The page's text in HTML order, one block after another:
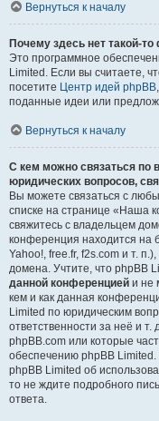
Вернуться к началу
Почему здесь нет такой-
Это программное
Limited. Если вы считаете,
посетите Центр идей phpBB
поданные идеи или
Вернуться к началу
С кем можно связаться по
юридических вопросов,
Вы можете связаться с
списке на странице «Наша
свяжитесь с владельцем
конференция находится на
Yahoo!, free.fr, f2s.com и т.
домена. Учтите, что phpBB
данной конференцией и не
кем и как данная
Limited по юридическим
ответственности за неё и т.
phpBB.com или которые
обеспечению phpBB
phpBB Limited об
то не ждите подробного
ответа.